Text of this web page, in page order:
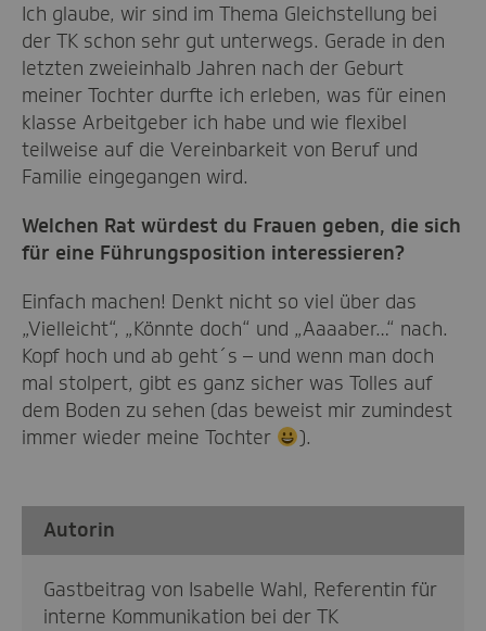
Ich glaube, wir sind im Thema Gleichstellung bei
der TK schon sehr gut unterwegs. Gerade in den
letzten zweieinhalb Jahren nach der Geburt
meiner Tochter durfte ich erleben, was für einen
klasse Arbeitgeber ich habe und wie flexibel
teilweise auf die Vereinbarkeit von Beruf und
Familie eingegangen wird.
Welchen Rat würdest du Frauen geben, die sich
für eine Führungsposition interessieren?
Einfach machen! Denkt nicht so viel über das
„Vielleicht“, „Könnte doch“ und „Aaaaber…“ nach.
Kopf hoch und ab geht´s – und wenn man doch
mal stolpert, gibt es ganz sicher was Tolles auf
dem Boden zu sehen (das beweist mir zumindest
immer wieder meine Tochter
).
Autorin
Gastbeitrag von Isabelle Wahl, Referentin für
interne Kommunikation bei der TK